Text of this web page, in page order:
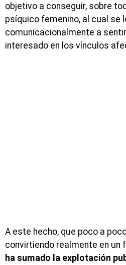
objetivo a conseguir, sobre
psíquico femenino, al cual se
comunicacionalmente a
interesado en los vínculos
A este hecho, que poco a
convirtiendo realmente en un
ha sumado la explotación